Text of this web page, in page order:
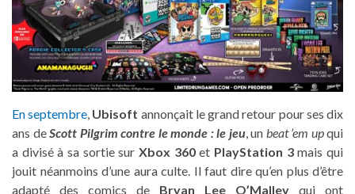
En septembre, Ubisoft annonçait le grand retour pour ses dix
ans deScott Pilgrim contre le monde : le jeu, un beat ’em upqui
a divisé à sa sortie sur Xbox 360et PlayStation 3mais qui
jouit néanmoins d’une aura culte. Il faut dire qu’en plus d’être
adapté des comics de Bryan Lee O’Malley qui ont